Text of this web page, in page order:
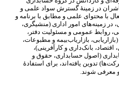
در زمینۀ گسترش سواد علمی و
با محتوای علمی و مطابق با برنامه و
در زمینههای امور اداری (منشیگری،
روابط عمومی و مسئولیت دفتر،
بازاریاببیمه و مطبوعات،
اقتصاد، بانکداری و کارآفرینی)،
(اصول حسابداری، حقوق و
ها) تدوین یافته اند، برای استفادۀ
معرفی شوند.